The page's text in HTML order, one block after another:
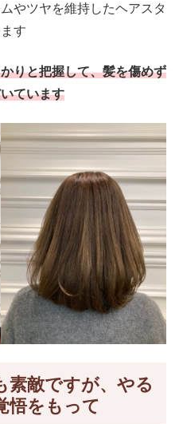
やツヤを維持したヘアスタ
す
りと把握して、髪を傷めず
ています
素敵ですが、やる
悟をもって